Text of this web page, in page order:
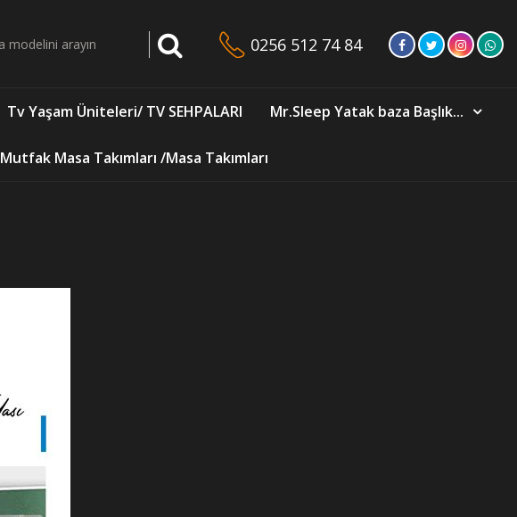
0256 512 74 84
Tv Yaşam Üniteleri/ TV SEHPALARI Mr.Sleep Yatak baza Başlık...
Mutfak Masa Takımları /Masa Takımları